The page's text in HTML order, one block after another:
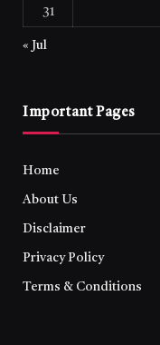
31
« Jul
Important Pages
Home
About Us
Disclaimer
Privacy Policy
Terms & Conditions